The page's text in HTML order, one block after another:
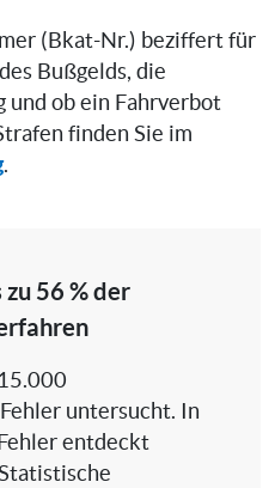
(Bkat-Nr.) beziffert für
Bußgelds, die
und ob ein Fahrverbot
finden Sie im
.
56 % der
untersucht. In
entdeckt